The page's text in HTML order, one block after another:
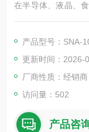
在半导体、液晶、
内部不会混入杂质。
产品型号：SNA-
更新时间：2026-
厂商性质：经销商
访问量：502
产品咨